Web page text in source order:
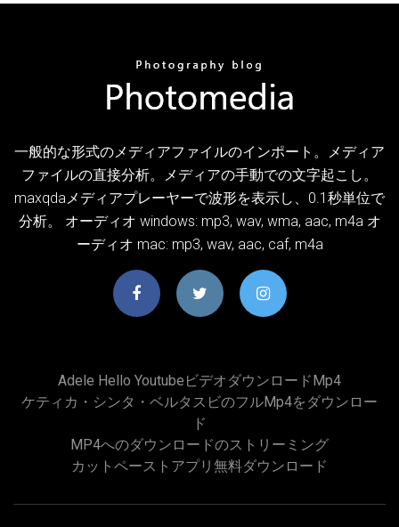
一般的な形式のメディアファイルのインポート。メディア
ファイルの直接分析。メディアの手動での文字起こし。
maxqdaメディアプレーヤーで波形を表示し、0.1秒単位で
分析。 オーディオ windows: mp3, wav, wma, aac, m4a オ
ーディオ mac: mp3, wav, aac, caf, m4a
Adele Hello Youtubeビデオダウンロードmp4
ケティカ・シンタ・ベルタスビのフルmp4をダウンロー
ド
MP4へのダウンロードのストリーミング
カットペーストアプリ無料ダウンロード